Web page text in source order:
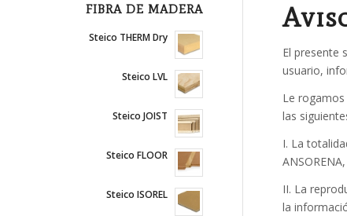
El presente
usuario,
Le
las
I. La
II. La
la
FIBRA DE MADERA
Steico THERM Dry
Steico LVL
Steico JOIST
Steico FLOOR
Steico ISOREL